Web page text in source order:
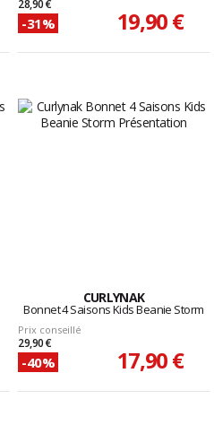
28,90 €
-31% 19,90 €
CURLYNAK
Bonnet 4 Saisons Kids Beanie Storm
Prix conseillé
29,90 €
-40% 17,90 €